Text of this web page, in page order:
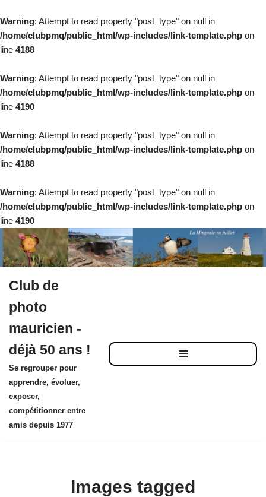
Warning: Attempt to read property "post_type" on null in
/home/clubpmq/public_html/wp-includes/link-template.php on
line 4188
Warning: Attempt to read property "post_type" on null in
/home/clubpmq/public_html/wp-includes/link-template.php on
line 4190
Warning: Attempt to read property "post_type" on null in
/home/clubpmq/public_html/wp-includes/link-template.php on
line 4188
Warning: Attempt to read property "post_type" on null in
/home/clubpmq/public_html/wp-includes/link-template.php on
line 4190
au
contenu
Club de
photo
mauricien -
déjà 50 ans !
Se regrouper pour
apprendre, évoluer,
exposer,
compétitionner entre
amis depuis 1977
Images tagged